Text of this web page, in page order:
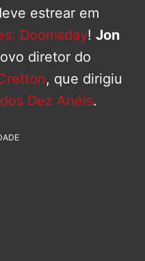
estrear em
Doomsday! Jon
diretor do
, que dirigiu
Dez Anéis.